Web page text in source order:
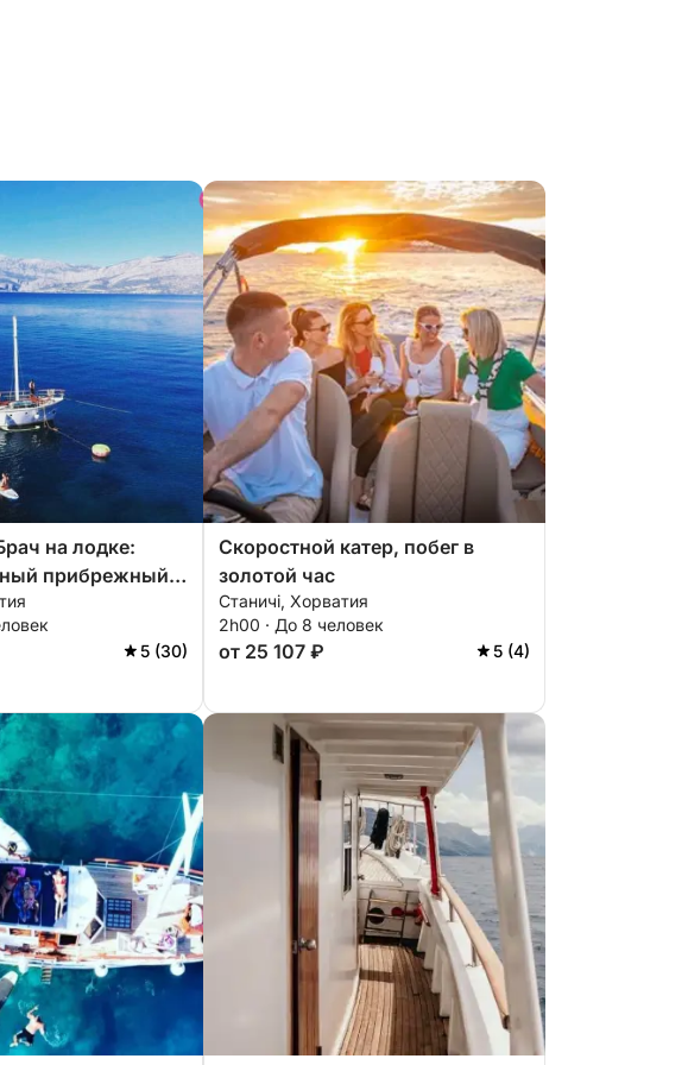
на лодке:
прибрежный
5 (30)
Скоростной катер, побег в
золотой час
Станичі, Хорватия
2h00 · До 8 человек
от 25 107 ₽ 5 (4)